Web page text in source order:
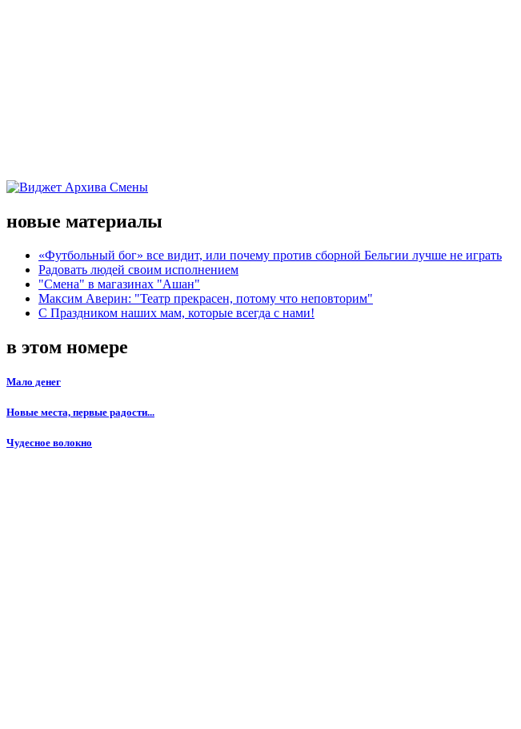
новые материалы
«Футбольный бог» все видит, или почему против сборной Бельгии лучше не играть
Радовать людей своим исполнением
"Смена" в магазинах "Ашан"
Максим Аверин: "Театр прекрасен, потому что неповторим"
С Праздником наших мам, которые всегда с нами!
в этом номере
Мало денег
Новые места, первые радости...
Чудесное волокно